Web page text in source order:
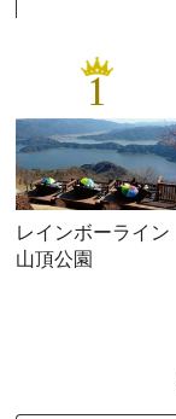
1
レインボーライン
山頂公園